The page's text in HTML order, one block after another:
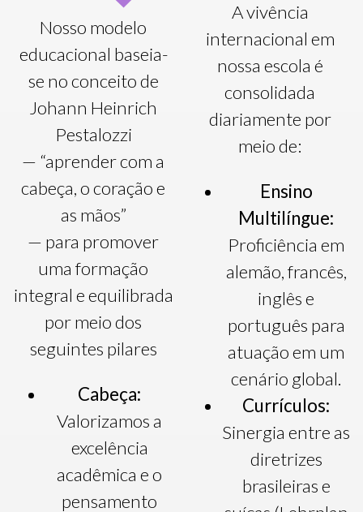
Nosso modelo
educacional baseia-
se no conceito de
Johann Heinrich
Pestalozzi
— “aprender com a
cabeça, o coração e
as mãos”
— para promover
uma formação
integral e equilibrada
por meio dos
seguintes pilares
Cabeça:
Valorizamos a
excelência
acadêmica e o
pensamento
A vivência
internacional em
nossa escola é
consolidada
diariamente por
meio de:
Ensino
Multilíngue:
Proficiência em
alemão, francês,
inglês e
português para
atuação em um
cenário global.
Currículos:
Sinergia entre as
diretrizes
brasileiras e